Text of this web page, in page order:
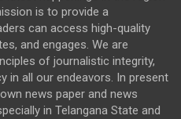
is to provide a
can access high-quality
and engages. We are
of journalistic integrity,
in all our endeavors. In present
news paper and news
in Telangana State and